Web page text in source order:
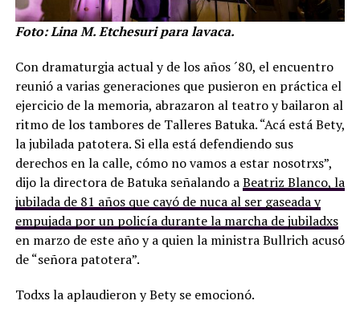
Foto: Lina M. Etchesuri para lavaca.
Con dramaturgia actual y de los años ´80, el encuentro
reunió a varias generaciones que pusieron en práctica el
ejercicio de la memoria, abrazaron al teatro y bailaron al
ritmo de los tambores de Talleres Batuka. “Acá está Bety,
la jubilada patotera. Si ella está defendiendo sus
derechos en la calle, cómo no vamos a estar nosotrxs”,
dijo la directora de Batuka señalando aBeatriz Blanco, la
jubilada de 81 años que cayó de nuca al ser gaseada y
empujada por un policía durante la marcha de jubiladxs
en marzo de este año y a quien la ministra Bullrich acusó
de “señora patotera”.
Todxs la aplaudieron y Bety se emocionó.